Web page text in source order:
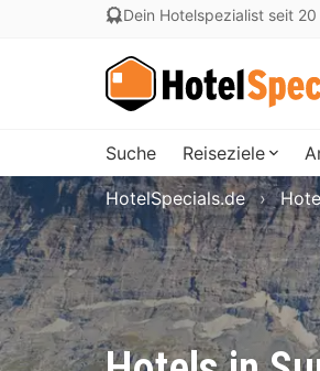
Dein Hotelspezialist seit
Suche Reiseziele
HotelSpecials.de